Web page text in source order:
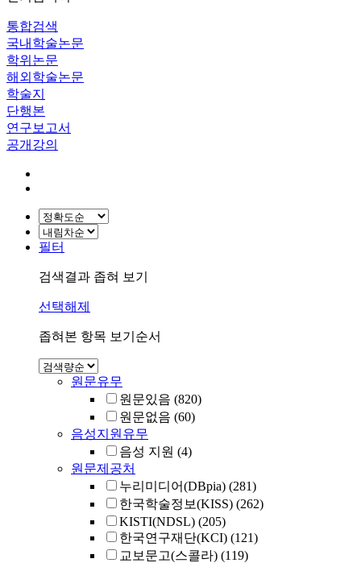
통합검색
국내학술논문
학위논문
해외학술논문
학술지
단행본
연구보고서
공개강의
필터
검색결과 좁혀 보기
선택해제
좁혀본 항목 보기순서
원문유무
원문있음 (820)
원문없음 (60)
음성지원유무
음성 지원 (4)
원문제공처
누리미디어(DBpia) (281)
한국학술정보(KISS) (262)
KISTI(NDSL) (205)
한국연구재단(KCI) (121)
교보문고(스콜라) (119)